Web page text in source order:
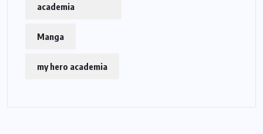
academia
Manga
my hero academia